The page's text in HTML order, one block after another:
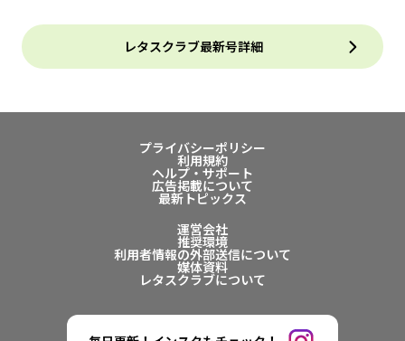
レタスクラブ最新号詳細
プライバシーポリシー
利用規約
ヘルプ・サポート
広告掲載について
最新トピックス
運営会社
推奨環境
利用者情報の外部送信について
媒体資料
レタスクラブについて